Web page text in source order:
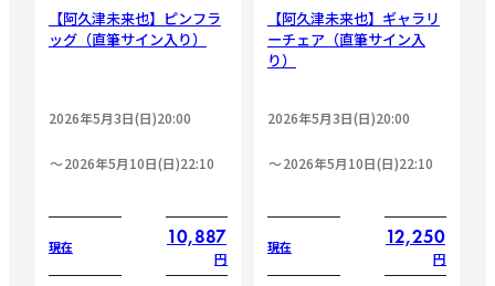
【阿久津未来也】ピンフラ
ッグ（直筆サイン入り）
2026年5月3日(日)20:00
2026年5月10日(日)22:10
現在 10,887
円
【阿久津未来也】ギャラリ
ーチェア（直筆サイン入
り）
2026年5月3日(日)20:00
2026年5月10日(日)22:10
現在 12,250
円